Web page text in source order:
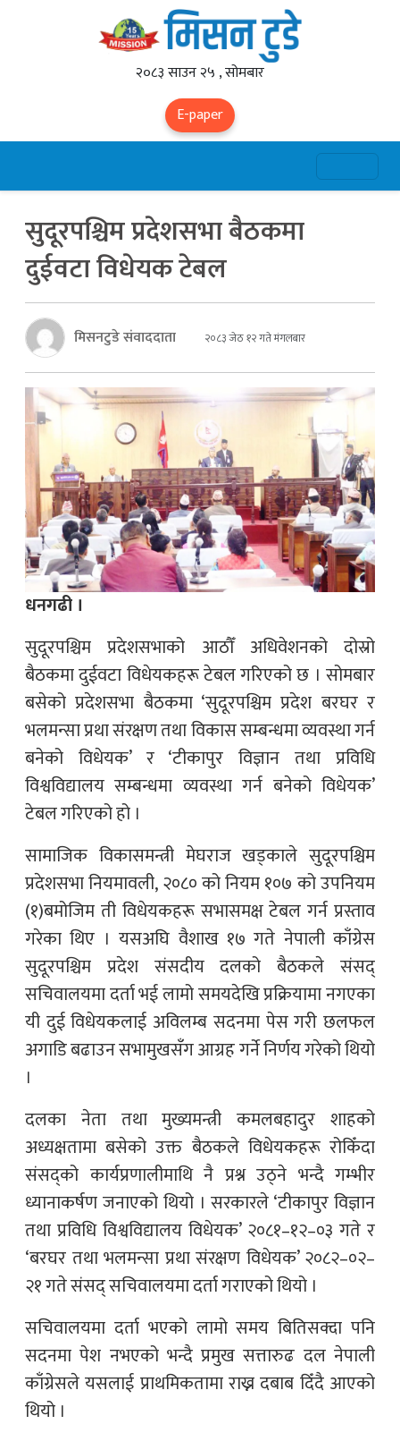
२०८३ साउन २५ , सोमबार
E-paper
सुदूरपश्चिम प्रदेशसभा बैठकमा
दुईवटा विधेयक टेबल
मिसनटुडे संवाददाता २०८३ जेठ १२ गते मंगलबार
धनगढी ।
सुदूरपश्चिम प्रदेशसभाको आठौँ अधिवेशनको दोस्रो
बैठकमा दुईवटा विधेयकहरू टेबल गरिएको छ । सोमबार
बसेको प्रदेशसभा बैठकमा ‘सुदूरपश्चिम प्रदेश बरघर र
भलमन्सा प्रथा संरक्षण तथा विकास सम्बन्धमा व्यवस्था गर्न
बनेको विधेयक’ र ‘टीकापुर विज्ञान तथा प्रविधि
विश्वविद्यालय सम्बन्धमा व्यवस्था गर्न बनेको विधेयक’
टेबल गरिएको हो ।
सामाजिक विकासमन्त्री मेघराज खड्काले सुदूरपश्चिम
प्रदेशसभा नियमावली, २०८० को नियम १०७ को उपनियम
(१)बमोजिम ती विधेयकहरू सभासमक्ष टेबल गर्न प्रस्ताव
गरेका थिए । यसअघि वैशाख १७ गते नेपाली काँग्रेस
सुदूरपश्चिम प्रदेश संसदीय दलको बैठकले संसद्
सचिवालयमा दर्ता भई लामो समयदेखि प्रक्रियामा नगएका
यी दुई विधेयकलाई अविलम्ब सदनमा पेस गरी छलफल
अगाडि बढाउन सभामुखसँग आग्रह गर्ने निर्णय गरेको थियो
।
दलका नेता तथा मुख्यमन्त्री कमलबहादुर शाहको
अध्यक्षतामा बसेको उक्त बैठकले विधेयकहरू रोकिँदा
संसद्को कार्यप्रणालीमाथि नै प्रश्न उठ्ने भन्दै गम्भीर
ध्यानाकर्षण जनाएको थियो । सरकारले ‘टीकापुर विज्ञान
तथा प्रविधि विश्वविद्यालय विधेयक’ २०८१–१२–०३ गते र
‘बरघर तथा भलमन्सा प्रथा संरक्षण विधेयक’ २०८२–०२–
२१ गते संसद् सचिवालयमा दर्ता गराएको थियो ।
सचिवालयमा दर्ता भएको लामो समय बितिसक्दा पनि
सदनमा पेश नभएको भन्दै प्रमुख सत्तारुढ दल नेपाली
काँग्रेसले यसलाई प्राथमिकतामा राख्न दबाब दिँदै आएको
थियो ।